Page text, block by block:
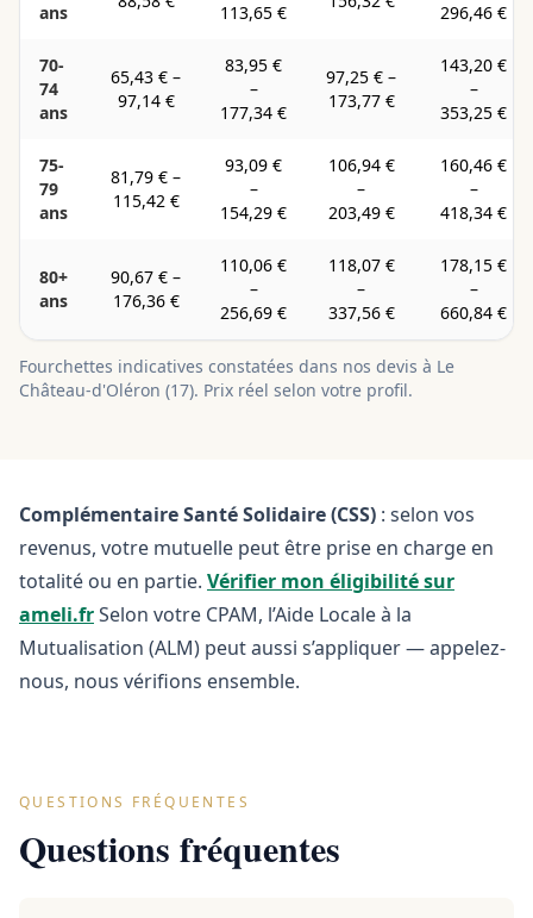
ans 113,65 € 296,46 €
70-
74
ans
65,43 € –
97,14 €
83,95 €
–
177,34 €
97,25 € –
173,77 €
143,20 €
–
353,25 €
75-
79
ans
81,79 € –
115,42 €
93,09 €
–
154,29 €
106,94 €
–
203,49 €
160,46 €
–
418,34 €
80+
ans
90,67 € –
176,36 €
110,06 €
–
256,69 €
118,07 €
–
337,56 €
178,15 €
–
660,84 €
Fourchettes indicatives constatées dans nos devis à Le
Château-d'Oléron (17). Prix réel selon votre profil.
Complémentaire Santé Solidaire (CSS) : selon vos
revenus, votre mutuelle peut être prise en charge en
totalité ou en partie. Vérifier mon éligibilité sur
ameli.frSelon votre CPAM, l’Aide Locale à la
Mutualisation (ALM) peut aussi s’appliquer — appelez-
nous, nous vérifions ensemble.
QUESTIONS FRÉQUENTES
Questions fréquentes